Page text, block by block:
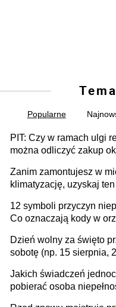
Popularne
PIT: Czy w ramach ulgi
można odliczyć zakup
Zanim zamontujesz w
klimatyzację, uzyskaj
12 symboli przyczyn
Co oznaczają kody w
Dzień wolny za święto
sobotę (np. 15 sierpnia,
pracodawcy (sektor
publiczna), najczęstsze
Jakich świadczeń
pobierać osoba